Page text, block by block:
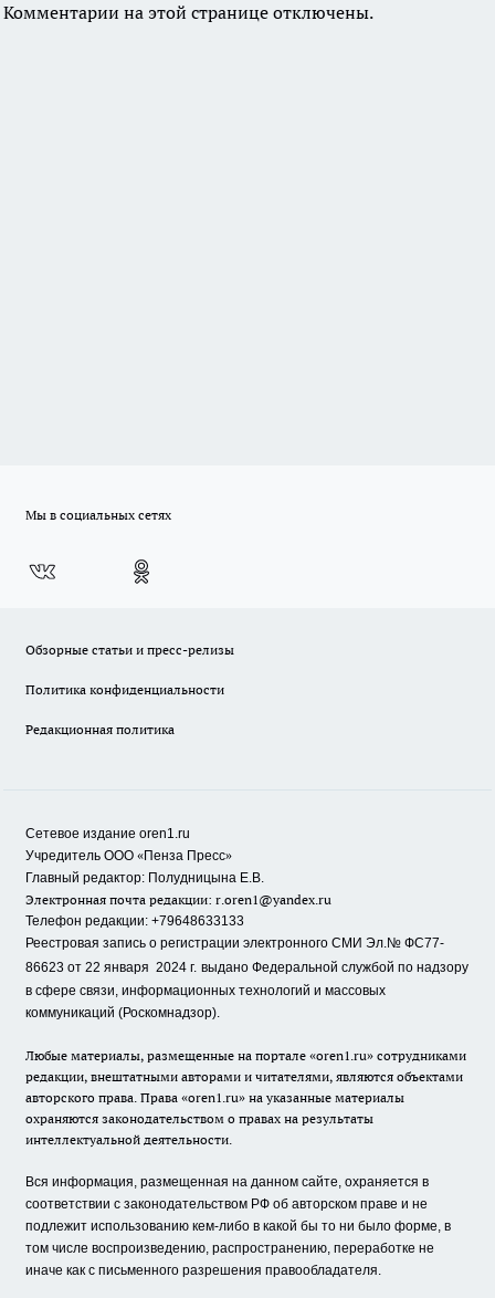
Комментарии на этой странице отключены.
Мы в социальных сетях
Обзорные статьи и пресс-релизы
Политика конфиденциальности
Редакционная политика
Сетевое издание oren1.ru
Учредитель ООО «Пенза Пресс»
Главный редактор: Полудницына Е.В.
Электронная почта редакции: r.oren1@yandex.ru
Телефон редакции: +79648633133
Реестровая запись о регистрации электронного СМИ Эл.№ ФС77-
86623 от 22 января 2024 г. выдано Федеральной службой по надзору
в сфере связи, информационных технологий и массовых
коммуникаций (Роскомнадзор).
Любые материалы, размещенные на портале «oren1.ru» сотрудниками
редакции, внештатными авторами и читателями, являются объектами
авторского права. Права «oren1.ru» на указанные материалы
охраняются законодательством о правах на результаты
интеллектуальной деятельности.
Вся информация, размещенная на данном сайте, охраняется в
соответствии с законодательством РФ об авторском праве и не
подлежит использованию кем-либо в какой бы то ни было форме, в
том числе воспроизведению, распространению, переработке не
иначе как с письменного разрешения правообладателя.